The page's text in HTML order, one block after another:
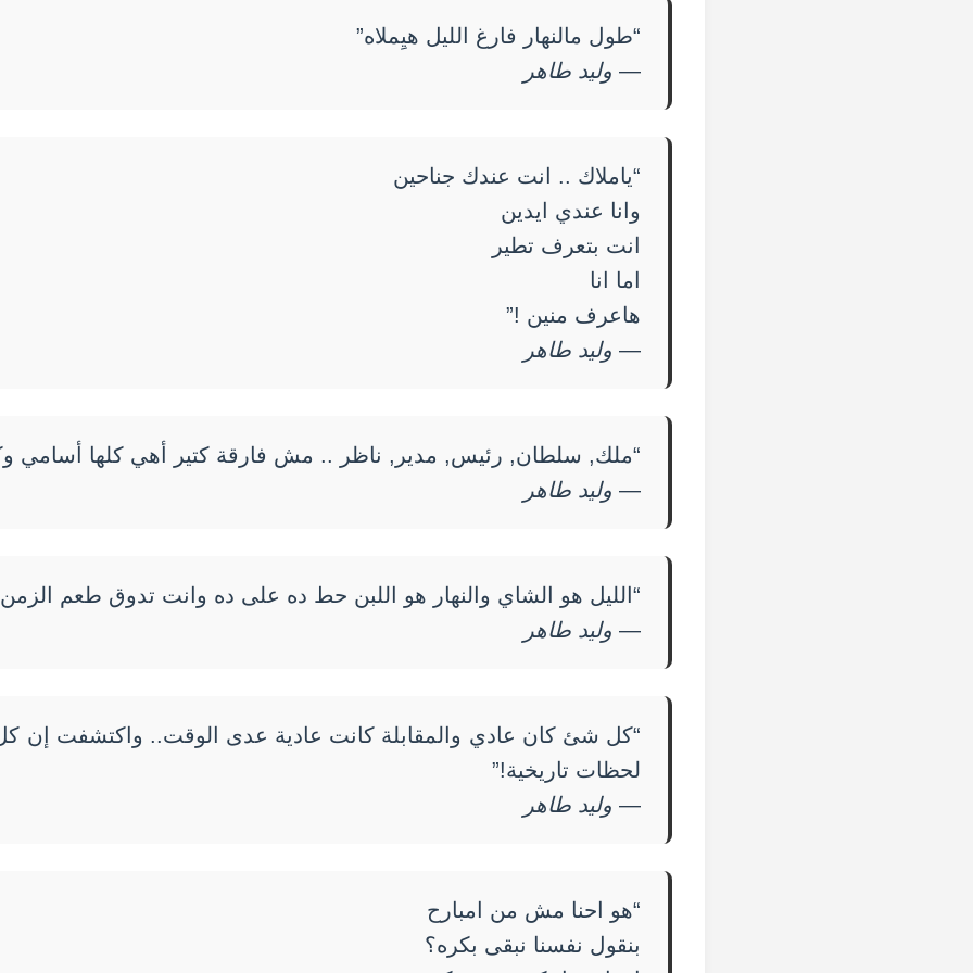
“طول مالنهار فارغ الليل هيِملاه”
— وليد طاهر
“ياملاك .. انت عندك جناحين
وانا عندي ايدين
انت بتعرف تطير
اما انا
هاعرف منين !”
— وليد طاهر
“ملك, سلطان, رئيس, مدير, ناظر .. مش فارقة كتير أهي كلها أسامي
— وليد طاهر
“الليل هو الشاي والنهار هو اللبن حط ده على ده وانت تدوق طعم
— وليد طاهر
“كل شئ كان عادي والمقابلة كانت عادية عدى الوقت.. واكتشفت إن
لحظات تاريخية!”
— وليد طاهر
“هو احنا مش من امبارح
بنقول نفسنا نبقى بكره؟